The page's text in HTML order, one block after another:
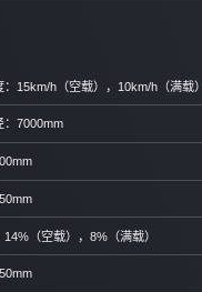
15km/h（空载），10km/h（满载）
：7000mm
（空载），8%（满载）